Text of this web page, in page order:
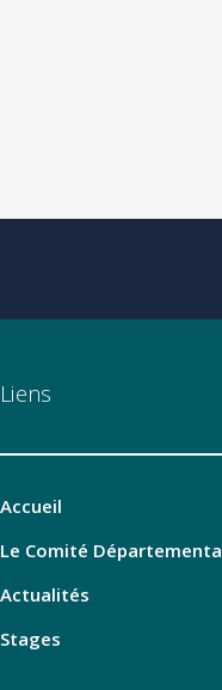
Liens
Accueil
Le Comité
Actualités
Stages